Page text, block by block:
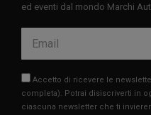
ed eventi dal mondo Marchi
Accetto di ricevere le
completa). Potrai disiscriverti in
ciascuna newsletter che ti